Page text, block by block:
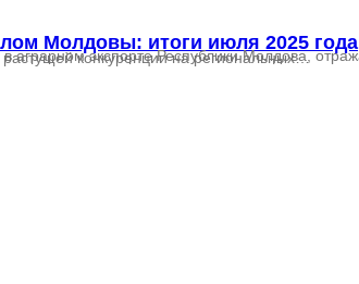
Молдовы: итоги июля 2025 года
так и особенности торговой структуры страны. В условиях растущей конкуренции на региональных…